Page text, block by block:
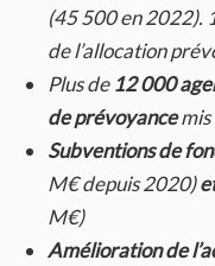
(45 500 en 2022).
de l’allocation
Plus de12 000
de prévoyancemis
Subventions de
M€ depuis 2020)
M€)
Amélioration de